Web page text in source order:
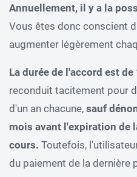
Annuellement, il y a la
Vous êtes donc conscient
augmenter légèrement
La durée de l'accord est de
reconduit tacitement pour
d'un an chacune, sauf
mois avant l'expiration de
cours. Toutefois,
du paiement de la dernière